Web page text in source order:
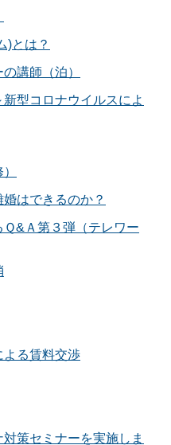
)とは？
講師（泊）
型コロナウイルスによ
はできるのか？
&Ａ第３弾（テレワー
よる賃料交渉
策セミナーを実施しま